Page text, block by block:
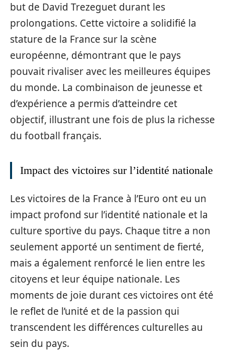
but de David Trezeguet durant les
prolongations. Cette victoire a solidifié la
stature de la France sur la scène
européenne, démontrant que le pays
pouvait rivaliser avec les meilleures équipes
du monde. La combinaison de jeunesse et
d’expérience a permis d’atteindre cet
objectif, illustrant une fois de plus la richesse
du football français.
Impact des victoires sur l’identité nationale
Les victoires de la France à l’Euro ont eu un
impact profond sur l’identité nationale et la
culture sportive du pays. Chaque titre a non
seulement apporté un sentiment de fierté,
mais a également renforcé le lien entre les
citoyens et leur équipe nationale. Les
moments de joie durant ces victoires ont été
le reflet de l’unité et de la passion qui
transcendent les différences culturelles au
sein du pays.